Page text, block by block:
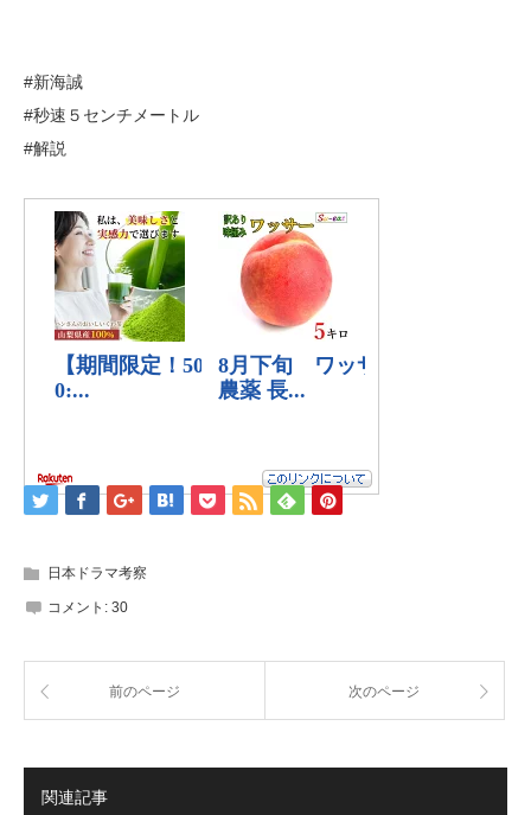
#新海誠
#秒速５センチメートル
#解説
日本ドラマ考察
コメント: 30
前のページ 次のページ
関連記事